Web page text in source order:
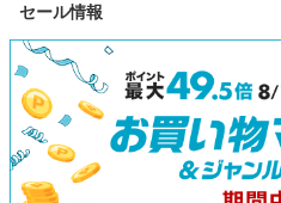
レゼント
セール情報